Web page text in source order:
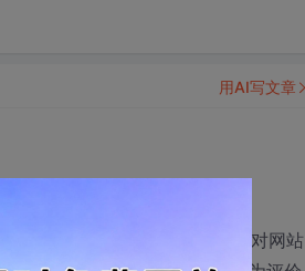
相信站长们都了解PR是google对网站
用AI写文章